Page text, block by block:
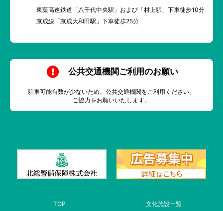
東葉高速鉄道「八千代中央駅」および「村上駅」下車徒歩10分
京成線「京成大和田駅」下車徒歩25分
公共交通機関ご利用のお願い
駐車可能台数が少ないため、公共交通機関をご利用ください。
ご協力をお願いいたします。
TOP 文化施設一覧